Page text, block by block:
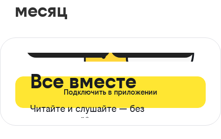
месяц
Все вместе
Читайте и слушайте — без
ограничений*
Подключить в приложении